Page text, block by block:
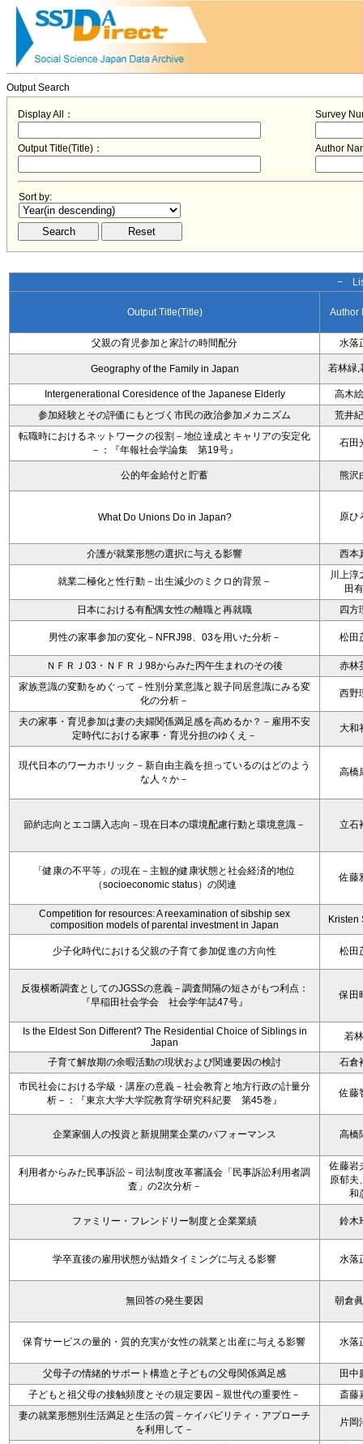
Output Search
Display All： Survey
Output Title(Title)： Author
Sort by:
−
Output Title(Title) Author
父親の育児参加と家計の時間配分 水落
Geography of the Family in Japan 若林緑,
Intergenerational Coresidence of the Japanese Elderly
高木
参加経験とその評価にもとづく市民の政治参加メカニズム
荒井
転職時におけるネットワークの役割－地位達成とキャリアの安定化
－：『年報社会学論集 第19号』
石田
公的年金給付と貯蓄 熊沢
What Do Unions Do in Japan? 原ひ
介護が就業形態の選択に与える影響 西本
就業二極化と性行動－出生減少のミクロ的背景－
川上淳
田
日本における有配偶女性の離職と再就職
四方
男性の家事参加の変化－NFRJ98、03を用いた分析－ 松田
ＮＦＲＪ03・ＮＦＲＪ98からみた丙午生まれのその後
赤林
家族意識の変動をめぐって－性別分業意識と親子同居意識にみる変
化の分析－
西野
夫の家事・育児参加は妻の夫婦関係満足感を高めるか？－雇用不安
定時代における家事・育児分担のゆくえ－
大和
現代日本のワーカホリック－新自由主義を担っているのはどのよう
な人々か－
高橋
節約志向とエコ購入志向－現在日本の環境配慮行動と環境意識－ 立石
「健康の不平等」の現在－主観的健康状態と社会経済的地位
（socioeconomic status）の関連
佐藤
Competition for resources: A reexamination of sibship sex
composition models of parental investment in Japan
Kristen
少子化時代における父親の子育て参加促進の方向性 松田
反復横断調査としてのJGSSの意義－調査間隔の短さがもつ利点：
『早稲田社会学会 社会学年誌47号』
保田
Is the Eldest Son Different? The Residential Choice of Siblings in
Japan
若
子育て解放期の余暇活動の現状および関連要因の検討 石倉
市民社会における学級・講座の意義－社会教育と地方行政の計量分
析－：『東京大学大学院教育学研究科紀要 第45巻』
佐藤
企業家個人の投資と新規開業企業のパフォーマンス 高橋
利用者からみた民事訴訟－司法制度改革審議会「民事訴訟利用者調
査」の2次分析－
佐藤岩
原郁夫
和
ファミリー・フレンドリー制度と企業業績 鈴木
学卒直後の雇用状態が結婚タイミングに与える影響 水落
無回答の発生要因 朝倉
保育サービスの量的・質的充実が女性の就業と出産に与える影響 水落
父母子の情緒的サポート構造と子どもの父母関係満足感
田中
子どもと祖父母の接触頻度とその規定要因－親世代の重要性－
斎藤
妻の就業形態別生活満足と生活の質－ケイパビリティ・アプローチ
を利用して－
片岡